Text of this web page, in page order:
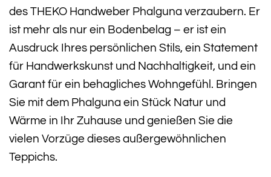
des THEKO Handweber Phalguna verzaubern. Er
ist mehr als nur ein Bodenbelag – er ist ein
Ausdruck Ihres persönlichen Stils, ein Statement
für Handwerkskunst und Nachhaltigkeit, und ein
Garant für ein behagliches Wohngefühl. Bringen
Sie mit dem Phalguna ein Stück Natur und
Wärme in Ihr Zuhause und genießen Sie die
vielen Vorzüge dieses außergewöhnlichen
Teppichs.